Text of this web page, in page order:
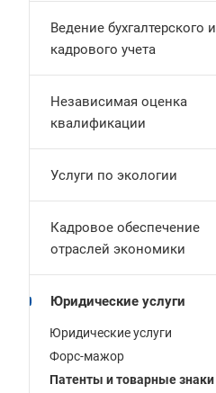
Ведение бухгалтерского и
кадрового учета
Независимая оценка
квалификации
Услуги по экологии
Кадровое обеспечение
отраслей экономики
Юридические услуги
Юридические услуги
Форс-мажор
Патенты и товарные знаки